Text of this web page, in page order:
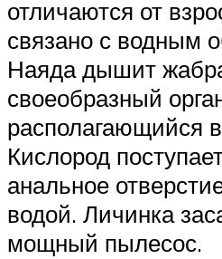
отличаются от
связано с водным
Наяда дышит
своеобразный
располагающийся
Кислород
анальное
водой. Личинка
мощный пылесос.